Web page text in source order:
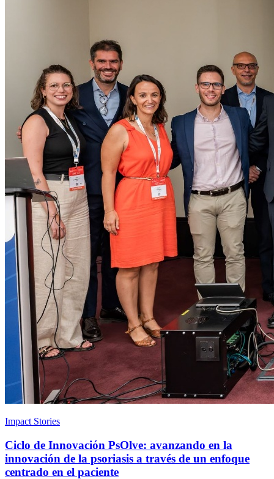
Impact Stories
Ciclo de Innovación PsOlve: avanzando en la
innovación de la psoriasis a través de un enfoque
centrado en el paciente